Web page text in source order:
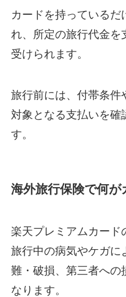
カードを持っているだ
れ、所定の旅行代金を
受けられます。
旅行前には、付帯条件
対象となる支払いを確
す。
海外旅行保険で何が
楽天プレミアムカード
旅行中の病気やケガに
難・破損、第三者への
なります。